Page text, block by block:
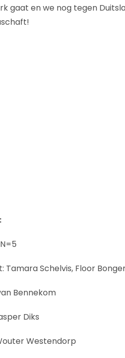
gaat en we nog tegen
Tamara Schelvis, Floor
Bennekom
Diks
Westendorp